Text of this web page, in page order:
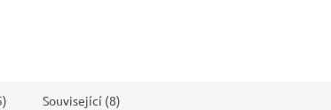
Související (8)